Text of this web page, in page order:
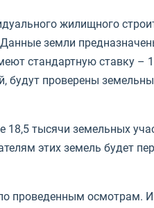
жилищного
земли
стандартную ставку –
будут проверены
тысячи земельных
этих земель будет
проведенным осмотрам.